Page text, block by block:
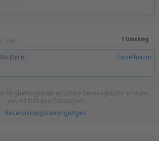
- HAM 1 Umstieg
8h 10min Einzelheiten
Flughafengebühren (ohne Servicegebühr in Höhe
von 62 EUR pro Passagier)
Reservierungsbedingungen